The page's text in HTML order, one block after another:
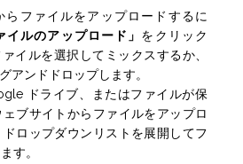
らファイルをアップロードするに
イルのアップロード」 をクリック
イルを選択してミックスするか、
アンドドロップします。
ドライブ、またはファイルが保
ブサイトからファイルをアップロ
ロップダウンリストを展開してフ
す。